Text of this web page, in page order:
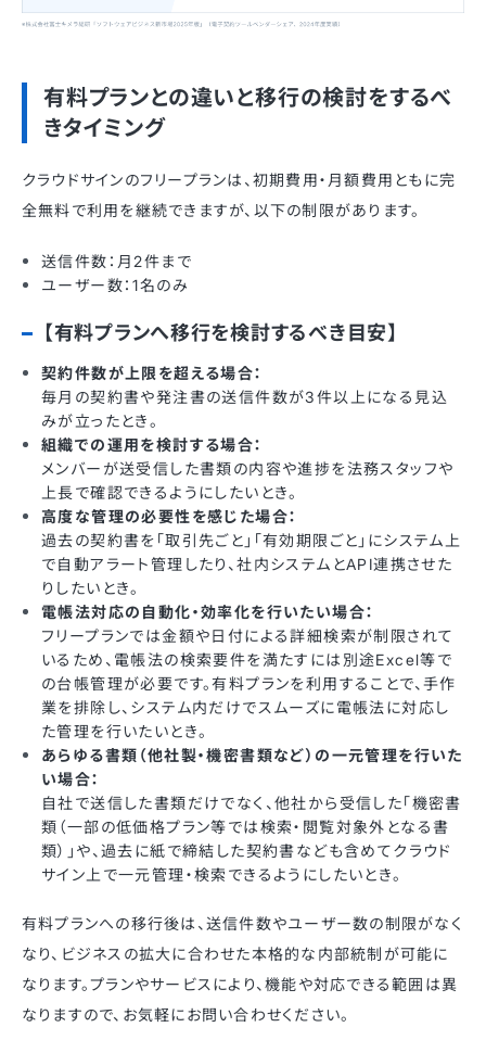
有料プランとの違いと移行の検討をするべ
きタイミング
クラウドサインのフリープランは、初期費用・月額費用ともに完
全無料で利用を継続できますが、以下の制限があります。
送信件数：月2件まで
ユーザー数：1名のみ
【有料プランへ移行を検討するべき目安】
契約件数が上限を超える場合：
毎月の契約書や発注書の送信件数が3件以上になる見込
みが立ったとき。
組織での運用を検討する場合：
メンバーが送受信した書類の内容や進捗を法務スタッフや
上長で確認できるようにしたいとき。
高度な管理の必要性を感じた場合：
過去の契約書を「取引先ごと」「有効期限ごと」にシステム上
で自動アラート管理したり、社内システムとAPI連携させた
りしたいとき。
電帳法対応の自動化・効率化を行いたい場合：
フリープランでは金額や日付による詳細検索が制限されて
いるため、電帳法の検索要件を満たすには別途Excel等で
の台帳管理が必要です。有料プランを利用することで、手作
業を排除し、システム内だけでスムーズに電帳法に対応し
た管理を行いたいとき。
あらゆる書類（他社製・機密書類など）の一元管理を行いた
い場合：
自社で送信した書類だけでなく、他社から受信した「機密書
類（一部の低価格プラン等では検索・閲覧対象外となる書
類）」や、過去に紙で締結した契約書なども含めてクラウド
サイン上で一元管理・検索できるようにしたいとき。
有料プランへの移行後は、送信件数やユーザー数の制限がなく
なり、ビジネスの拡大に合わせた本格的な内部統制が可能に
なります。プランやサービスにより、機能や対応できる範囲は異
なりますので、お気軽にお問い合わせください。